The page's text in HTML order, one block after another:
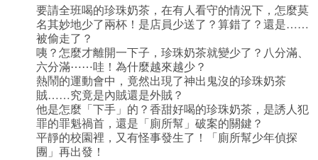
要請全班喝的珍珠奶茶，在有人看守的情況下，怎麼莫
名其妙地少了兩杯！是店員少送了？算錯了？還是……
被偷走了？
咦？怎麼才離開一下子，珍珠奶茶就變少了？八分滿、
六分滿⋯⋯哇！為什麼越來越少？
熱鬧的運動會中，竟然出現了神出鬼沒的珍珠奶茶
賊……究竟是內賊還是外賊？
他是怎麼「下手」的？香甜好喝的珍珠奶茶，是誘人犯
罪的罪魁禍首，還是「廁所幫」破案的關鍵？
平靜的校園裡，又有怪事發生了！「廁所幫少年偵探
團」再出發！